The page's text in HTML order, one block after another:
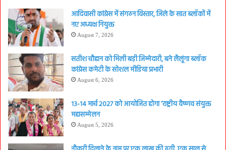
आदिवासी कांग्रेस में संगठन विस्तार, जिले के सात ब्लॉकों में
नए अध्यक्ष नियुक्त
August 7, 2026
सतीश चौहान को मिली बड़ी जिम्मेदारी, बने लैलूंगा ब्लॉक
कांग्रेस कमेटी के सोशल मीडिया प्रभारी
August 6, 2026
13-14 मार्च 2027 को आयोजित होगा ‘राष्ट्रीय वैष्णव संयुक्त
महासम्मेलन
August 5, 2026